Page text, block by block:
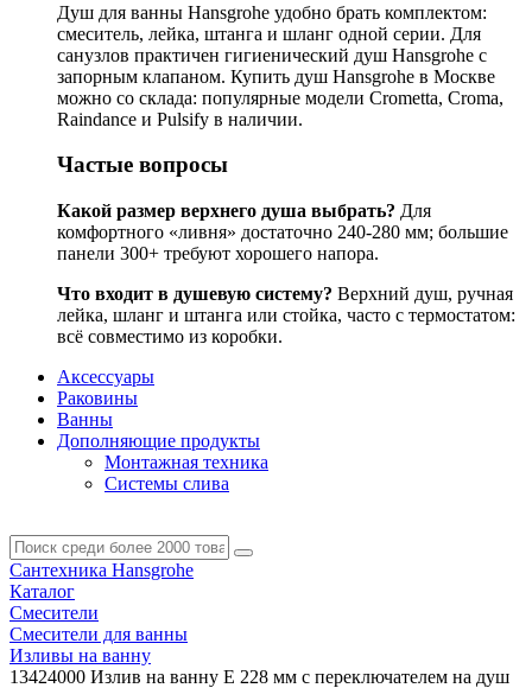
Душ для ванны Hansgrohe удобно брать комплектом:
смеситель, лейка, штанга и шланг одной серии. Для
санузлов практичен гигиенический душ Hansgrohe с
запорным клапаном. Купить душ Hansgrohe в Москве
можно со склада: популярные модели Crometta, Croma,
Raindance и Pulsify в наличии.
Частые вопросы
Какой размер верхнего душа выбрать? Для
комфортного «ливня» достаточно 240-280 мм; большие
панели 300+ требуют хорошего напора.
Что входит в душевую систему? Верхний душ, ручная
лейка, шланг и штанга или стойка, часто с термостатом:
всё совместимо из коробки.
Аксессуары
Раковины
Ванны
Дополняющие продукты
Монтажная техника
Системы слива
Сантехника Hansgrohe
Каталог
Смесители
Смесители для ванны
Изливы на ванну
13424000 Излив на ванну E 228 мм с переключателем на душ